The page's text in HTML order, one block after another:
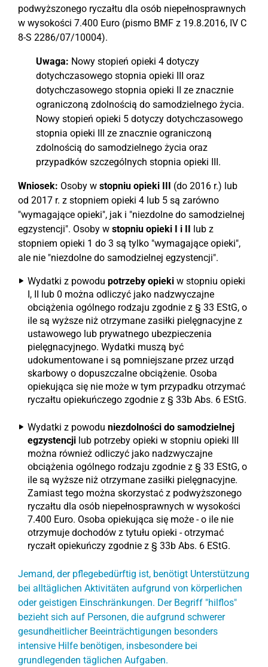
podwyższonego ryczałtu dla osób niepełnosprawnych
w wysokości 7.400 Euro (pismo BMF z 19.8.2016, IV C
8-S 2286/07/10004).
Uwaga: Nowy stopień opieki 4 dotyczy
dotychczasowego stopnia opieki III oraz
dotychczasowego stopnia opieki II ze znacznie
ograniczoną zdolnością do samodzielnego życia.
Nowy stopień opieki 5 dotyczy dotychczasowego
stopnia opieki III ze znacznie ograniczoną
zdolnością do samodzielnego życia oraz
przypadków szczególnych stopnia opieki III.
Wniosek: Osoby w stopniu opieki III (do 2016 r.) lub
od 2017 r. z stopniem opieki 4 lub 5 są zarówno
"wymagające opieki", jak i "niezdolne do samodzielnej
egzystencji". Osoby w stopniu opieki I i II lub z
stopniem opieki 1 do 3 są tylko "wymagające opieki",
ale nie "niezdolne do samodzielnej egzystencji".
Wydatki z powodu potrzeby opieki w stopniu opieki
I, II lub 0 można odliczyć jako nadzwyczajne
obciążenia ogólnego rodzaju zgodnie z § 33 EStG, o
ile są wyższe niż otrzymane zasiłki pielęgnacyjne z
ustawowego lub prywatnego ubezpieczenia
pielęgnacyjnego. Wydatki muszą być
udokumentowane i są pomniejszane przez urząd
skarbowy o dopuszczalne obciążenie. Osoba
opiekująca się nie może w tym przypadku otrzymać
ryczałtu opiekuńczego zgodnie z § 33b Abs. 6 EStG.
Wydatki z powodu niezdolności do samodzielnej
egzystencji lub potrzeby opieki w stopniu opieki III
można również odliczyć jako nadzwyczajne
obciążenia ogólnego rodzaju zgodnie z § 33 EStG, o
ile są wyższe niż otrzymane zasiłki pielęgnacyjne.
Zamiast tego można skorzystać z podwyższonego
ryczałtu dla osób niepełnosprawnych w wysokości
7.400 Euro. Osoba opiekująca się może - o ile nie
otrzymuje dochodów z tytułu opieki - otrzymać
ryczałt opiekuńczy zgodnie z § 33b Abs. 6 EStG.
Jemand, der pflegebedürftig ist, benötigt Unterstützung
bei alltäglichen Aktivitäten aufgrund von körperlichen
oder geistigen Einschränkungen. Der Begriff "hilflos"
bezieht sich auf Personen, die aufgrund schwerer
gesundheitlicher Beeinträchtigungen besonders
intensive Hilfe benötigen, insbesondere bei
grundlegenden täglichen Aufgaben.